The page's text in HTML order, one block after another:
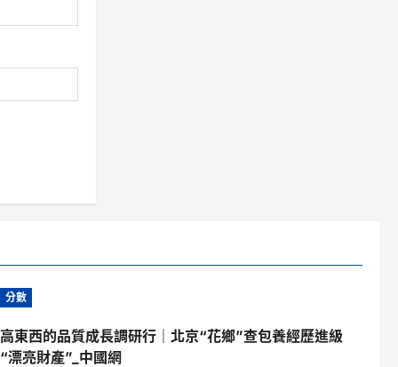
分數
高東西的品質成長調研行｜北京“花鄉”查包養經歷進級
“漂亮財產”_中國網